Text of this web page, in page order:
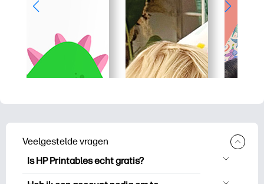
Veelgestelde vragen
Is HP Printables echt gratis?
HP Printables biedt meer dan 2.500